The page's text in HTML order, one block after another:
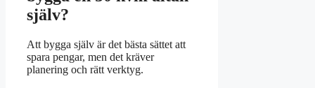
själv?
Att bygga själv är det bästa sättet att
spara pengar, men det kräver
planering och rätt verktyg.